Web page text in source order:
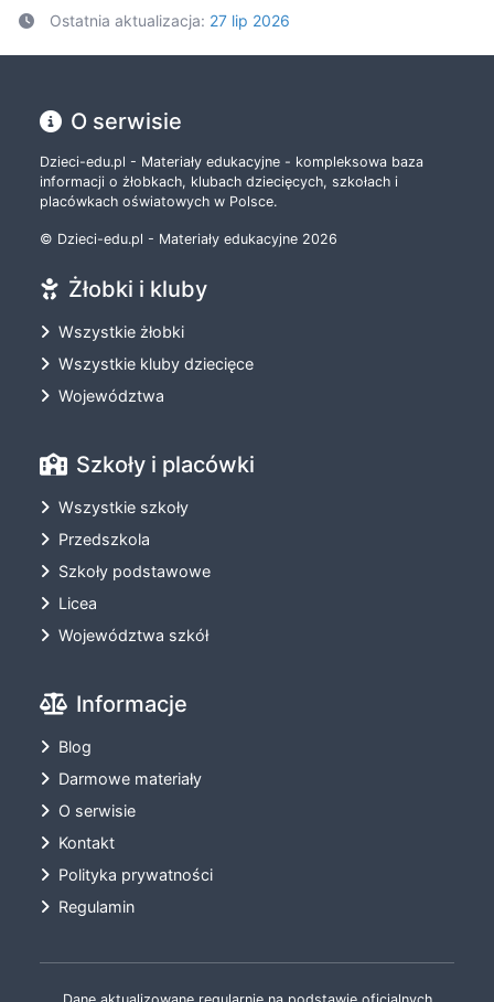
Ostatnia aktualizacja: 27 lip 2026
O serwisie
Dzieci-edu.pl - Materiały edukacyjne - kompleksowa baza
informacji o żłobkach, klubach dziecięcych, szkołach i
placówkach oświatowych w Polsce.
© Dzieci-edu.pl - Materiały edukacyjne 2026
Żłobki i kluby
Wszystkie żłobki
Wszystkie kluby dziecięce
Województwa
Szkoły i placówki
Wszystkie szkoły
Przedszkola
Szkoły podstawowe
Licea
Województwa szkół
Informacje
Blog
Darmowe materiały
O serwisie
Kontakt
Polityka prywatności
Regulamin